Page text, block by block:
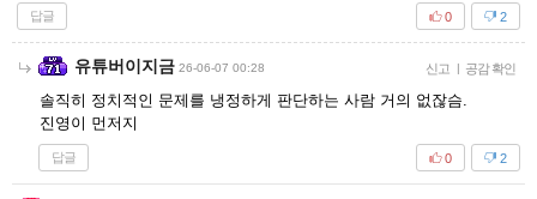
답글 2
0
유튜버이지금 26-06-07 00:28 신고 | 공감 확인
솔직히 정치적인 문제를 냉정하게 판단하는 사람 거의 없잖슴.
진영이 먼저지
답글 2
0